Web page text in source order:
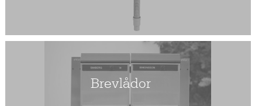
Brevlådor